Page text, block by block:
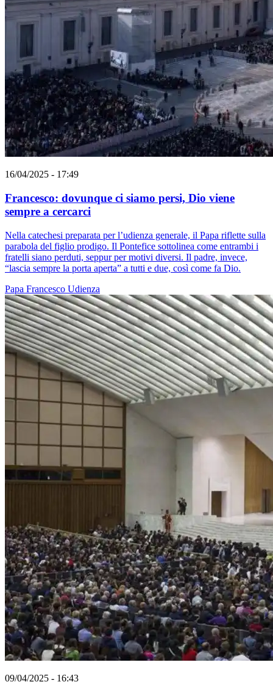
16/04/2025 - 17:49
Francesco: dovunque ci siamo persi, Dio viene
sempre a cercarci
Nella catechesi preparata per l’udienza generale, il Papa riflette sulla
parabola del figlio prodigo. Il Pontefice sottolinea come entrambi i
fratelli siano perduti, seppur per motivi diversi. Il padre, invece,
“lascia sempre la porta aperta” a tutti e due, così come fa Dio.
Papa Francesco Udienza
09/04/2025 - 16:43